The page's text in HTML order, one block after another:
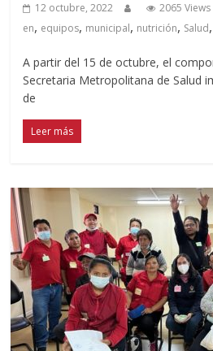
12 octubre, 2022 2065 Views
en, equipos, municipal, nutrición, Salud,
A partir del 15 de octubre, el
Secretaria Metropolitana de Salud
de
Leer más